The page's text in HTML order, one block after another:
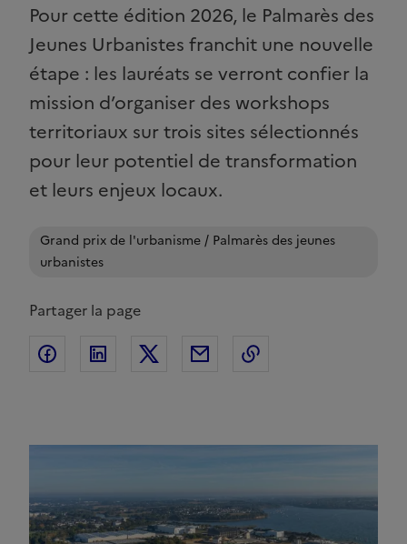
Pour cette édition 2026, le Palmarès des
Jeunes Urbanistes franchit une nouvelle
étape : les lauréats se verront confier la
mission d’organiser des workshops
territoriaux sur trois sites sélectionnés
pour leur potentiel de transformation
et leurs enjeux locaux.
Grand prix de l'urbanisme / Palmarès des jeunes
urbanistes
Partager la page
Partager sur Facebook
Partager sur Linkedin
Partager sur Twitter
Partager par Email